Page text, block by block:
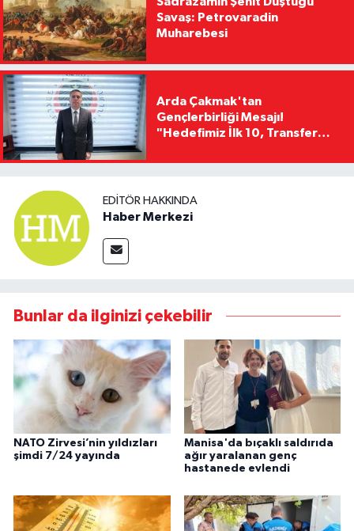
Savaş: Petrovaradin
Muharebesi
Arda Çakmak'tan
Gençlerbirliği Mesajı!
"Hedefimiz İlk 10, Transfer
Kaldıracağız"
EDITÖR HAKKINDA
Haber Merkezi
Bunlar da ilginizi çekebilir
NATO Zirvesi’nin yıldızları
şimdi 7/24 yayında
Manisa'da bıçaklı saldırıda
ağır yaralanan genç
hastanede evlendi